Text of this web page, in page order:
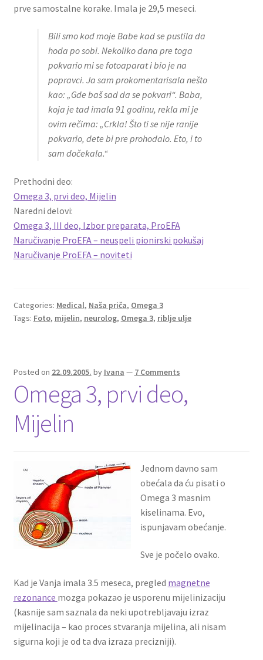
prve samostalne korake. Imala je 29,5 meseci.
Bili smo kod moje Babe kad se pustila da
hoda po sobi. Nekoliko dana pre toga
pokvario mi se fotoaparat i bio je na
popravci. Ja sam prokomentarisala nešto
kao: „Gde baš sad da se pokvari“. Baba,
koja je tad imala 91 godinu, rekla mi je
ovim rečima: „Crkla! Što ti se nije ranije
pokvario, dete bi pre prohodalo. Eto, i to
sam dočekala.“
Prethodni deo:
Omega 3, prvi deo, Mijelin
Naredni delovi:
Omega 3, III deo, Izbor preparata, ProEFA
Naručivanje ProEFA – neuspeli pionirski pokušaj
Naručivanje ProEFA – noviteti
Categories: Medical, Naša priča, Omega 3
Tags: Foto, mijelin, neurolog, Omega 3, riblje ulje
Posted on 22.09.2005. by Ivana — 7 Comments
Omega 3, prvi deo,
Mijelin
Jednom davno sam
obećala da ću pisati o
Omega 3 masnim
kiselinama. Evo,
ispunjavam obećanje.
Sve je počelo ovako.
Kad je Vanja imala 3.5 meseca, pregled magnetne
rezonance mozga pokazao je usporenu mijelinizaciju
(kasnije sam saznala da neki upotrebljavaju izraz
mijelinacija – kao proces stvaranja mijelina, ali nisam
sigurna koji je od ta dva izraza precizniji).